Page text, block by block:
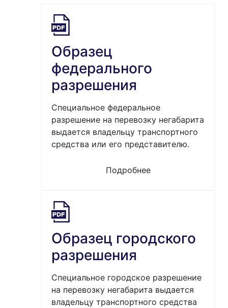
Образец
федерального
разрешения
Специальное федеральное
разрешение на перевозку негабарита
выдается владельцу транспортного
средства или его представителю.
Подробнее
Образец городского
разрешения
Специальное городское разрешение
на перевозку негабарита выдается
владельцу транспортного средства